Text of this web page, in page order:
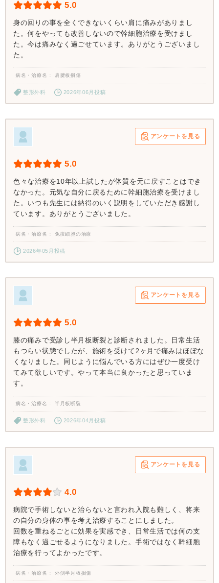
5.0
身の回りの事を全くできないくらい肩に痛みがありまし
た。何をやっても改善しないので幹細胞治療を受けまし
た。今は痛みなく過ごせています。ありがとうございまし
た。
病名・治療名 肩腱板損傷
整形外科 2026年06月投稿
アンケートを見る
5.0
色々な治療を10年以上試したが体質を元に戻すことはでき
なかった。元気な自分に戻るために幹細胞治療を受けまし
た。いつも先生には納得のいく説明をしていただき感謝し
ています。ありがとうございました。
病名・治療名 免疫細胞の治療
2026年05月投稿
アンケートを見る
5.0
膝の痛みで受診し半月板断裂と診断されました。日常生活
もつらい状態でしたが、施術を受けて2ヶ月で痛みはほぼな
くなりました。同じように悩んでいる方にはぜひ一度受け
てみて欲しいです。やって本当に良かったと思っていま
す。
病名・治療名 半月板断裂
整形外科 2026年04月投稿
アンケートを見る
4.0
病院で手術しないと治らないと言われ入院も難しく、将来
の自分の身体の事を考え治療することにしました。
回数を重ねるごとに効果を実感でき、日常生活では何の支
障もなく過ごせるようになりました。手術ではなく幹細胞
治療を行ってよかったです。
病名・治療名 外側半月板損傷